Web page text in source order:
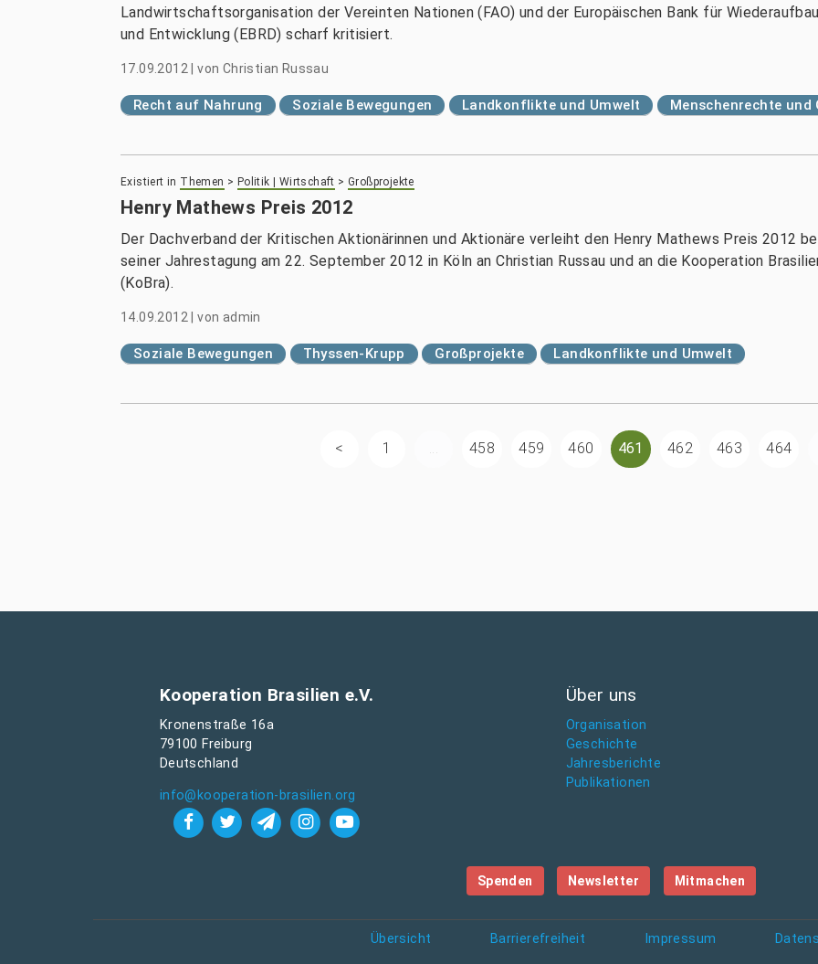
Landwirtschaftsorganisation der Vereinten Nationen (FAO) und der Europäischen Bank für
und Entwicklung (EBRD) scharf kritisiert.
17.09.2012 |von Christian Russau
Recht auf Nahrung Soziale Bewegungen Landkonflikte und Umwelt Menschenrechte
Existiert in Themen > Politik | Wirtschaft >Großprojekte
Henry Mathews Preis 2012
Der Dachverband der Kritischen Aktionärinnen und Aktionäre verleiht den Henry Mathews Preis 2012
seiner Jahrestagung am 22. September 2012 in Köln an Christian Russau und an die Kooperation
(KoBra).
14.09.2012 |von admin
Soziale Bewegungen Thyssen-Krupp Großprojekte Landkonflikte und Umwelt
1 458 459 460 461 462 463 464
Kooperation Brasilien e.V.
Kronenstraße 16a
79100 Freiburg
Deutschland
info@kooperation-brasilien.org
Über uns
Organisation
Geschichte
Jahresberichte
Publikationen
Spenden Newsletter Mitmachen
Übersicht Barrierefreiheit Impressum